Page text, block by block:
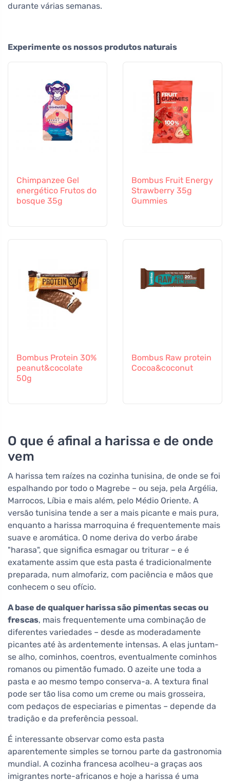
durante várias semanas.
Experimente os nossos produtos naturais
Chimpanzee Gel
energético Frutos do
bosque 35g
Bombus Fruit Energy
Strawberry 35g
Gummies
Bombus Protein 30%
peanut&cocolate
50g
Bombus Raw protein
Cocoa&coconut
O que é afinal a harissa e de onde
vem
A harissa tem raízes na cozinha tunisina, de onde se foi
espalhando por todo o Magrebe – ou seja, pela Argélia,
Marrocos, Líbia e mais além, pelo Médio Oriente. A
versão tunisina tende a ser a mais picante e mais pura,
enquanto a harissa marroquina é frequentemente mais
suave e aromática. O nome deriva do verbo árabe
"harasa", que significa esmagar ou triturar – e é
exatamente assim que esta pasta é tradicionalmente
preparada, num almofariz, com paciência e mãos que
conhecem o seu ofício.
A base de qualquer harissa são pimentas secas ou
frescas, mais frequentemente uma combinação de
diferentes variedades – desde as moderadamente
picantes até às ardentemente intensas. A elas juntam-
se alho, cominhos, coentros, eventualmente cominhos
romanos ou pimentão fumado. O azeite une toda a
pasta e ao mesmo tempo conserva-a. A textura final
pode ser tão lisa como um creme ou mais grosseira,
com pedaços de especiarias e pimentas – depende da
tradição e da preferência pessoal.
É interessante observar como esta pasta
aparentemente simples se tornou parte da gastronomia
mundial. A cozinha francesa acolheu-a graças aos
imigrantes norte-africanos e hoje a harissa é uma